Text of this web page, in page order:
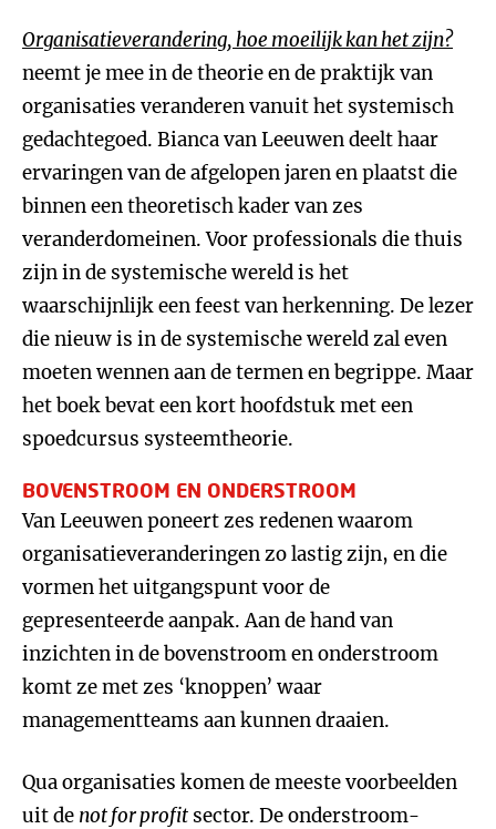
Organisatieverandering, hoe moeilijk kan het zijn?
neemt je mee in de theorie en de praktijk van
organisaties veranderen vanuit het systemisch
gedachtegoed. Bianca van Leeuwen deelt haar
ervaringen van de afgelopen jaren en plaatst die
binnen een theoretisch kader van zes
veranderdomeinen. Voor professionals die thuis
zijn in de systemische wereld is het
waarschijnlijk een feest van herkenning. De lezer
die nieuw is in de systemische wereld zal even
moeten wennen aan de termen en begrippe. Maar
het boek bevat een kort hoofdstuk met een
spoedcursus systeemtheorie.
BOVENSTROOM EN ONDERSTROOM
Van Leeuwen poneert zes redenen waarom
organisatieveranderingen zo lastig zijn, en die
vormen het uitgangspunt voor de
gepresenteerde aanpak. Aan de hand van
inzichten in de bovenstroom en onderstroom
komt ze met zes ‘knoppen’ waar
managementteams aan kunnen draaien.
Qua organisaties komen de meeste voorbeelden
uit de not for profit sector. De onderstroom-